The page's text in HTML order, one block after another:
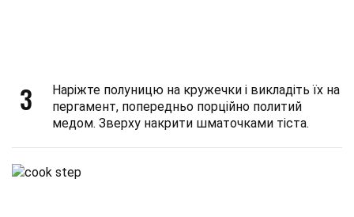
3
Наріжте полуницю на кружечки і викладіть їх на
пергамент, попередньо порційно политий
медом. Зверху накрити шматочками тіста.